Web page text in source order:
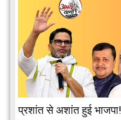
प्रशांत से अशांत हुई